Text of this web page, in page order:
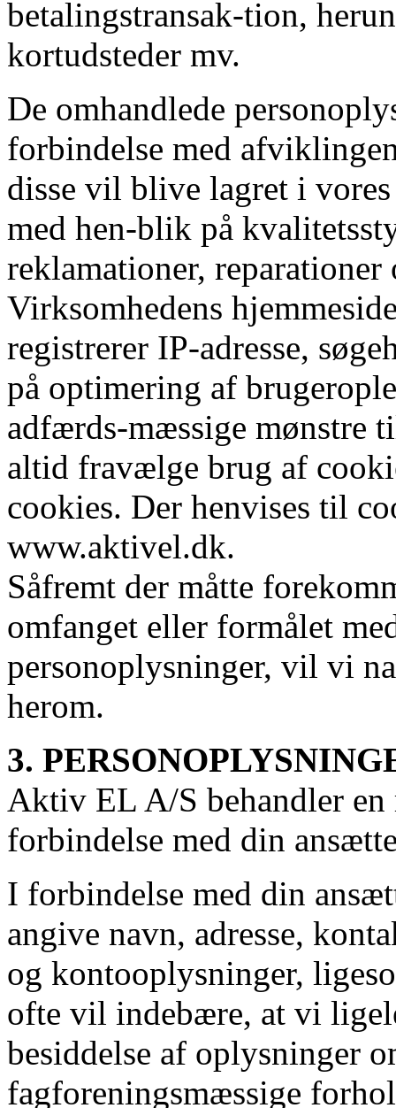
betalingstransak-tion,
kortudsteder mv.
De omhandlede
forbindelse med
disse vil blive lagret i
med hen-blik på
reklamationer,
Virksomhedens
registrerer IP-adresse,
på optimering af
adfærds-mæssige mønstre
altid fravælge brug af
cookies. Der henvises til
www.aktivel.dk.
Såfremt der måtte
omfanget eller formålet
personoplysninger, vil vi
herom.
3.
Aktiv EL A/S behandler
forbindelse med din
I forbindelse med din
angive navn, adresse,
og kontooplysninger,
ofte vil indebære, at vi
besiddelse af oplysninger
fagforeningsmæssige